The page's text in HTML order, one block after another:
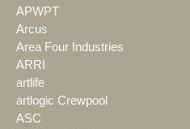
APWPT
Arcus
Area Four Industries
ARRI
artlife
artlogic Crewpool
ASC